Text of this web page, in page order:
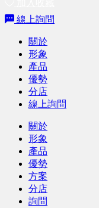
線上詢問
關於
形象
產品
優勢
分店
線上詢問
關於
形象
產品
優勢
方案
分店
詢問